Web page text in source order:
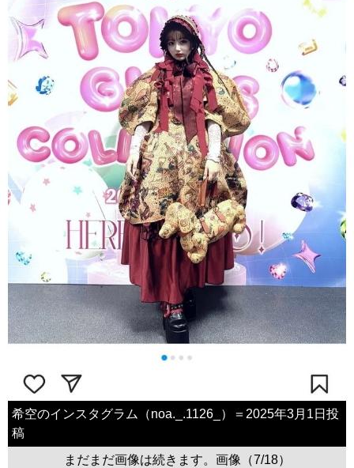
希空のインスタグラム（noa._.1126_）＝2025年3月1日投
稿
まだまだ画像は続きます。画像（7/18）